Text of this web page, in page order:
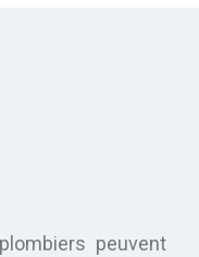
peuvent